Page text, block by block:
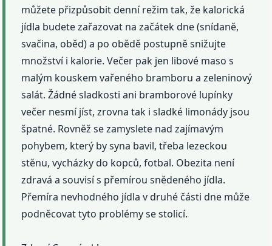
můžete přizpůsobit denní režim tak, že kalorická
jídla budete zařazovat na začátek dne (snídaně,
svačina, oběd) a po obědě postupně snižujte
množství i kalorie. Večer pak jen libové maso s
malým kouskem vařeného bramboru a zeleninový
salát. Žádné sladkosti ani bramborové lupínky
večer nesmí jíst, zrovna tak i sladké limonády jsou
špatné. Rovněž se zamyslete nad zajímavým
pohybem, který by syna bavil, třeba lezeckou
stěnu, vycházky do kopců, fotbal. Obezita není
zdravá a souvisí s přemírou snědeného jídla.
Přemíra nevhodného jídla v druhé části dne může
podněcovat tyto problémy se stolicí.